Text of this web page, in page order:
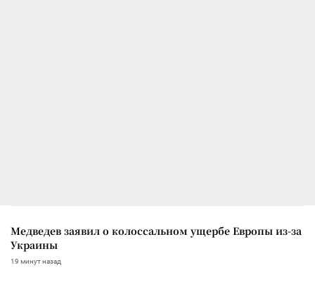
Медведев заявил о колоссальном ущербе Европы из-за
Украины
19 минут назад